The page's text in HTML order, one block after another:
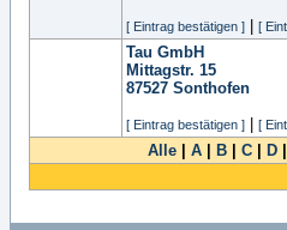
[ Eintrag bestätigen ] [
Tau GmbH
Mittagstr. 15
87527 Sonthofen
[ Eintrag bestätigen ] [
Alle A B C D